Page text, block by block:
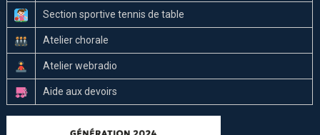
Section sportive tennis de table
Atelier chorale
Atelier webradio
Aide aux devoirs